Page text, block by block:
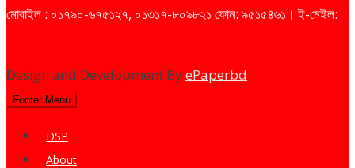
মোবাইল : ০১৭৯০-৬৭৫১২৭, ০১৩১৭-৮০৯৮২১ ফোন: ৯৫১৫৪৬১। ই-মেইল:
Design and Development ByePaperbd
Footer Menu
DSP
About